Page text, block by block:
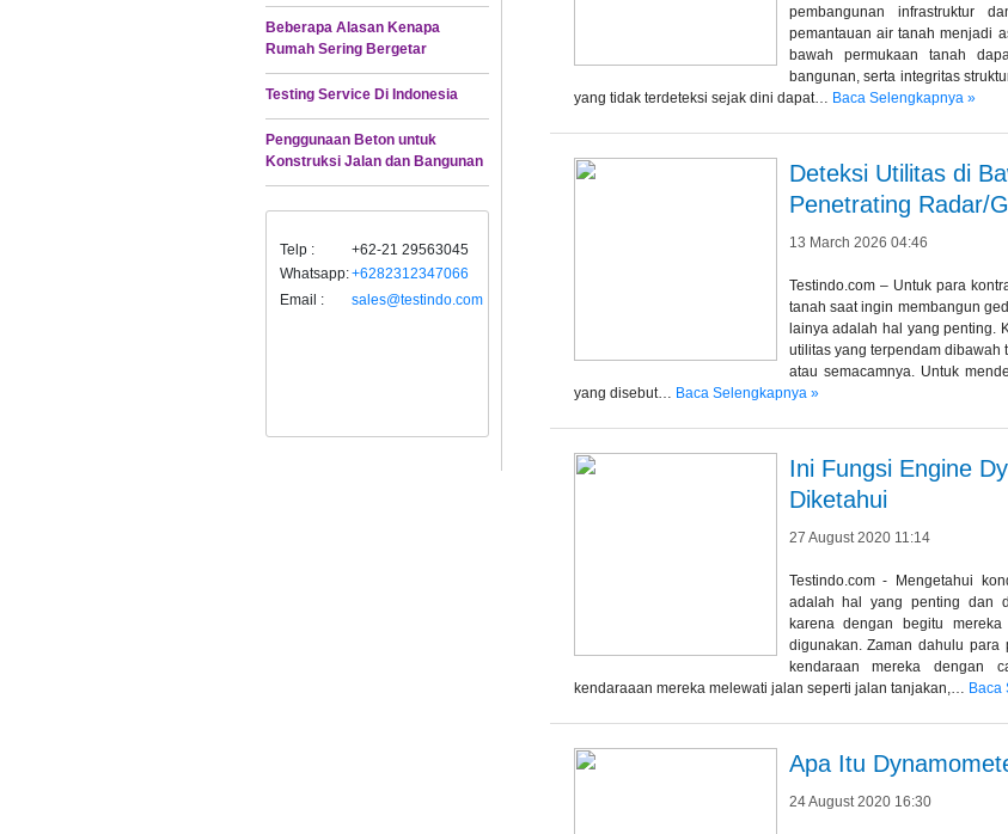
Beberapa Alasan Kenapa
Rumah Sering Bergetar
Testing Service Di Indonesia
Penggunaan Beton untuk
Konstruksi Jalan dan Bangunan
Telp :
+62-21 29563045
Whatsapp:+6282312347066
Email :
sales@testindo.com
pembangunan infrastruktur
pemantauan air tanah menjadi
bawah permukaan tanah
bangunan, serta integritas
yang tidak terdeteksi sejak dini dapat… Baca Selengkapnya »
Deteksi Utilitas di
Penetrating Radar/
13 March 2026 04:46
Testindo.com – Untuk para
tanah saat ingin membangun
lainya adalah hal yang penting.
utilitas yang terpendam dibawah
atau semacamnya. Untuk
yang disebut… Baca Selengkapnya »
Ini Fungsi Engine
Diketahui
27 August 2020 11:14
Testindo.com - Mengetahui
adalah hal yang penting dan
karena dengan begitu
digunakan. Zaman dahulu para
kendaraan mereka dengan
kendaraaan mereka melewati jalan seperti jalan tanjakan,… Baca
Apa Itu
24 August 2020 16:30